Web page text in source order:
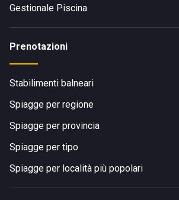
Gestionale Piscina
Prenotazioni
Stabilimenti balneari
Spiagge per regione
Spiagge per provincia
Spiagge per tipo
Spiagge per località più popolari